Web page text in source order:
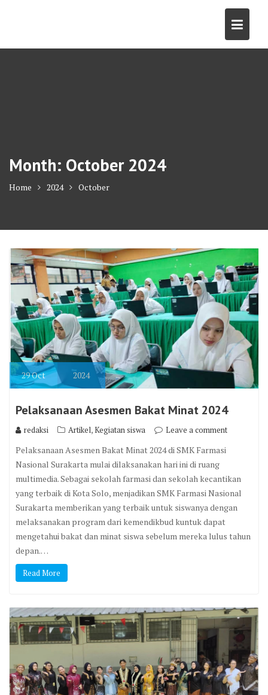
Month: October 2024
Home 2024 October
29Oct 2024
Pelaksanaan Asesmen Bakat Minat 2024
redaksi Artikel,Kegiatan siswa Leave a comment
Pelaksanaan Asesmen Bakat Minat 2024 di SMK Farmasi
Nasional Surakarta mulai dilaksanakan hari ini di ruang
multimedia. Sebagai sekolah farmasi dan sekolah kecantikan
yang terbaik di Kota Solo, menjadikan SMK Farmasi Nasional
Surakarta memberikan yang terbaik untuk siswanya dengan
melaksanakan program dari kemendikbud kuntuk dapat
mengetahui bakat dan minat siswa sebelum mereka lulus tahun
depan.…
Read More